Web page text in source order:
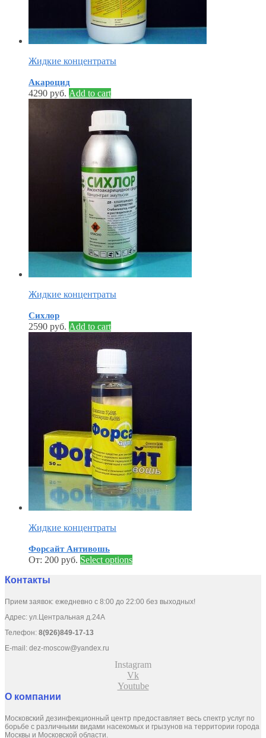
Жидкие концентраты
Акароцид
4290 руб. Add to cart
Жидкие концентраты
Сихлор
2590 руб. Add to cart
Жидкие концентраты
Форсайт Антивошь
От: 200 руб. Select options
Контакты
Прием заявок: ежедневно с 8:00 до 22:00 без выходных!
Адрес: ул.Центральная д.24А
Телефон: 8(926)849-17-13
E-mail: dez-moscow@yandex.ru
Instagram
Vk
Youtube
О компании
Московский дезинфекционный центр предоставляет весь спектр услуг по
борьбе с различными видами насекомых и грызунов на территории города
Москвы и Московской области.